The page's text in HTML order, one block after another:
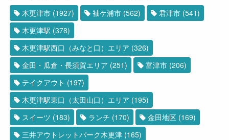
木更津市 (1927) 袖ケ浦市 (562) 君津市 (541)
木更津駅 (378)
木更津駅西口（みなと口）エリア (326)
金田・瓜倉・長須賀エリア (251) 富津市 (206)
テイクアウト (197)
木更津駅東口（太田山口）エリア (195)
スイーツ (183) ランチ (170) 金田地区 (169)
三井アウトレットパーク木更津 (165)